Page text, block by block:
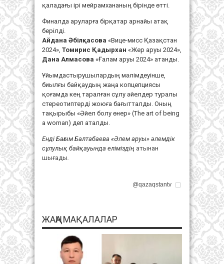
қаладағы ірі мейрамхананың бірінде өтті.
Финалда аруларға бірқатар арнайы атақ
берілді.
Айдана Әбілқасова «Вице-мисс Қазақстан
2024», Томирис Қадырхан «Жер аруы 2024»,
Дана Алмасова «Ғалам аруы 2024» атанды.
Ұйымдастырушылардың мәлімдеуінше,
биылғы байқаудың жаңа копцепциясы
қоғамда кең таралған сұлу әйелдер туралы
стереотиптерді жоюға бағытталды. Оның
тақырыбы «Әйел болу өнер» (The art of being
a woman) деп аталды.
Енді Бағым Балтабаева «Әлем аруы» әлемдік
сұлулық байқауында еліміздің атынан
шығады
@qazaqstantv
ЖАҢА МАҚАЛАЛАР